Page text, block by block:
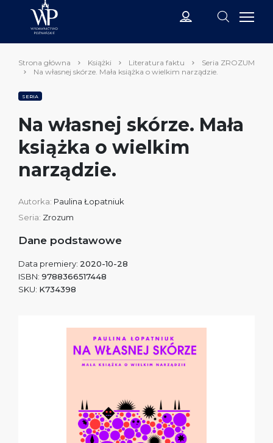
Strona główna Książki Literatura faktu
Seria ZROZUM
Na własnej skórze. Mała książka o wielkim narządzie.
SERIA
Na własnej skórze. Mała
książka o wielkim
narządzie.
Autorka: Paulina Łopatniuk
Seria: Zrozum
Dane podstawowe
Data premiery: 2020-10-28
ISBN: 9788366517448
SKU: K734398